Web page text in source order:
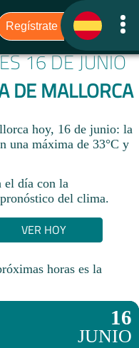
16 DE JUNIO
DE MALLORCA
hoy, 16 de junio: la
una máxima de 33°C y
el día con la
del clima.
VER HOY
horas es la
16
JUNIO